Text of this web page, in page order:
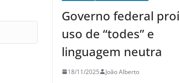
Governo federal
uso de “todes” e
linguagem neutra
18/11/2025 João Alberto